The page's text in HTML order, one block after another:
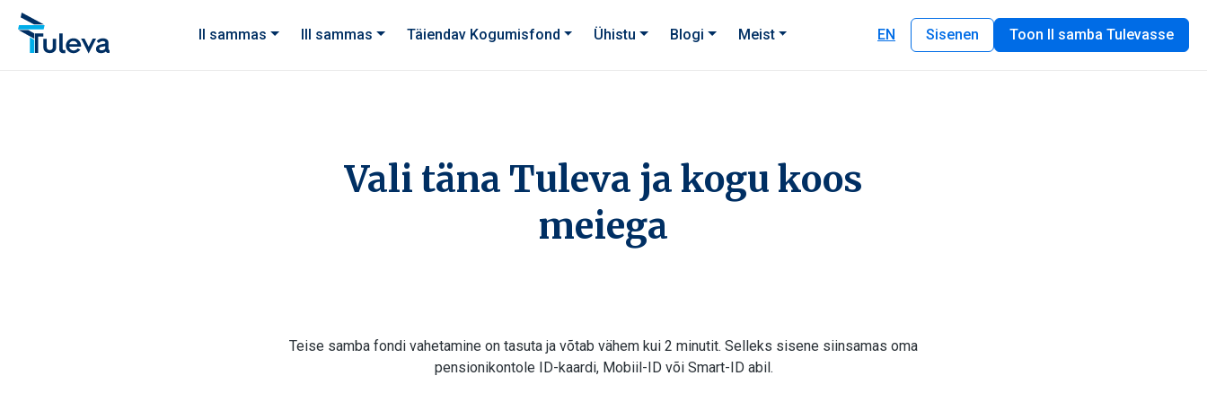
Liigu edasi sisu juurde
II sammas
III sammas Täiendav Kogumisfond Ühistu Blogi Meist EN Sisenen Toon II samba Tulevasse
Vali täna Tuleva ja kogu koos
meiega
Teise samba fondi vahetamine on tasuta ja võtab vähem kui 2 minutit. Selleks sisene siinsamas oma
pensionikontole ID-kaardi, Mobiil-ID või Smart-ID abil.